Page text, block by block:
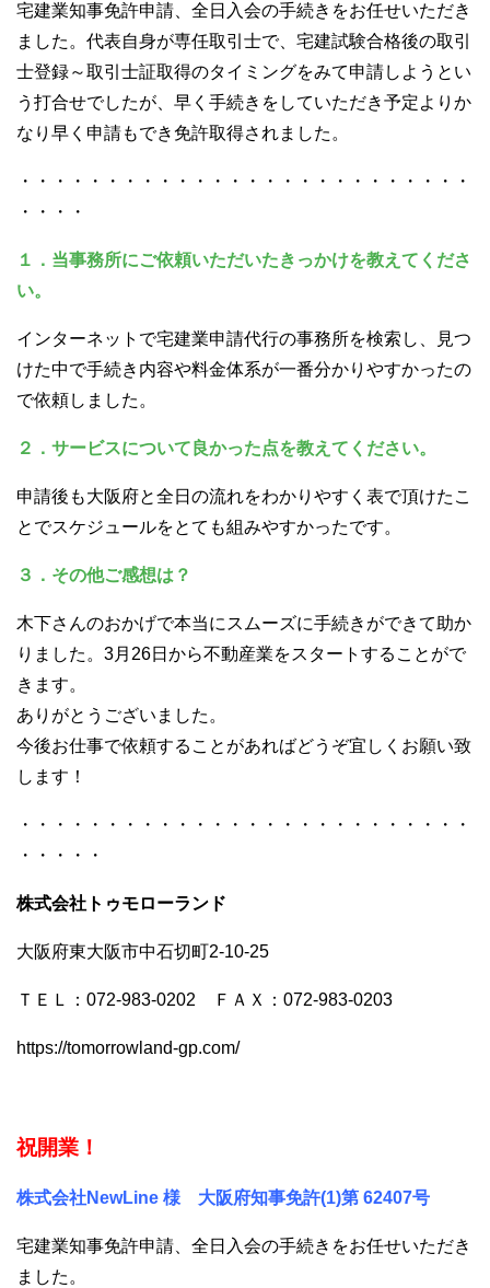
宅建業知事免許申請、全日入会の手続きをお任せいただき
ました。代表自身が専任取引士で、宅建試験合格後の取引
士登録～取引士証取得のタイミングをみて申請しようとい
う打合せでしたが、早く手続きをしていただき予定よりか
なり早く申請もでき免許取得されました。
・・・・・・・・・・・・・・・・・・・・・・・・・・
・・・・
１．当事務所にご依頼いただいたきっかけを教えてくださ
い。
インターネットで宅建業申請代行の事務所を検索し、見つ
けた中で手続き内容や料金体系が一番分かりやすかったの
で依頼しました。
２．サービスについて良かった点を教えてください。
申請後も大阪府と全日の流れをわかりやすく表で頂けたこ
とでスケジュールをとても組みやすかったです。
３．その他ご感想は？
木下さんのおかげで本当にスムーズに手続きができて助か
りました。3月26日から不動産業をスタートすることがで
きます。
ありがとうございました。
今後お仕事で依頼することがあればどうぞ宜しくお願い致
します！
・・・・・・・・・・・・・・・・・・・・・・・・・・
・・・・・
株式会社トゥモローランド
大阪府東大阪市中石切町2-10-25
ＴＥＬ：072-983-0202 ＦＡＸ：072-983-0203
https://tomorrowland-gp.com/
祝開業！
株式会社NewLine 様 大阪府知事免許(1)第 62407号
宅建業知事免許申請、全日入会の手続きをお任せいただき
ました。